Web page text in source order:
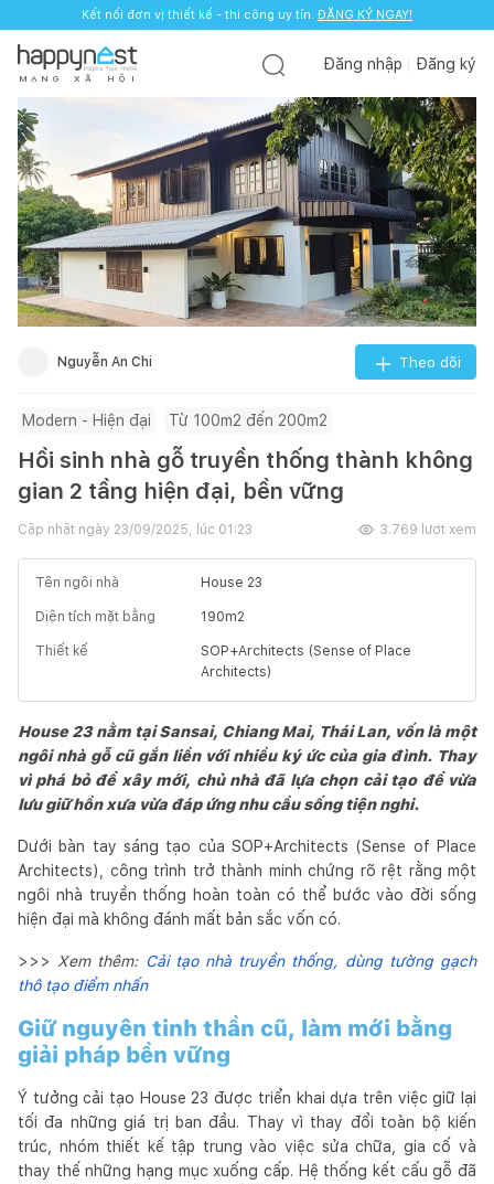
Kết nối đơn vị thiết kế - thi công uy tín. ĐĂNG KÝ NGAY!
M Ạ N G X Ã H Ộ I
Đăng nhập Đăng ký
Nguyễn An Chi Theo dõi
Modern - Hiện đại Từ 100m2 đến 200m2
Hồi sinh nhà gỗ truyền thống thành không
gian 2 tầng hiện đại, bền vững
Cập nhật ngày 23/09/2025, lúc 01:23 3.769 lượt xem
Tên ngôi nhà House 23
Diện tích mặt bằng 190m2
Thiết kế
SOP+Architects (Sense of Place
Architects)
House 23 nằm tại Sansai, Chiang Mai, Thái Lan, vốn là một
ngôi nhà gỗ cũ gắn liền với nhiều ký ức của gia đình. Thay
vì phá bỏ để xây mới, chủ nhà đã lựa chọn cải tạo để vừa
lưu giữ hồn xưa vừa đáp ứng nhu cầu sống tiện nghi.
Dưới bàn tay sáng tạo của SOP+Architects (Sense of Place
Architects), công trình trở thành minh chứng rõ rệt rằng một
ngôi nhà truyền thống hoàn toàn có thể bước vào đời sống
hiện đại mà không đánh mất bản sắc vốn có.
>>> Xem thêm: Cải tạo nhà truyền thống, dùng tường gạch
thô tạo điểm nhấn
Giữ nguyên tinh thần cũ, làm mới bằng
giải pháp bền vững
Ý tưởng cải tạo House 23 được triển khai dựa trên việc giữ lại
tối đa những giá trị ban đầu. Thay vì thay đổi toàn bộ kiến
trúc, nhóm thiết kế tập trung vào việc sửa chữa, gia cố và
thay thế những hạng mục xuống cấp. Hệ thống kết cấu gỗ đã